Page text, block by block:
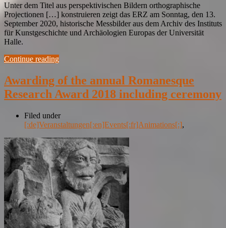
Unter dem Titel aus perspektivischen Bildern orthographische
Projectionen […] konstruieren zeigt das ERZ am Sonntag, den 13.
September 2020, historische Messbilder aus dem Archiv des Instituts
für Kunstgeschichte und Archäologien Europas der Universität
Halle.
Continue reading
Awarding of the annual Romanesque
Research Award 2018 including ceremony
Filed under
[:de]Veranstaltungen[:en]Events[:fr]Animations[:],